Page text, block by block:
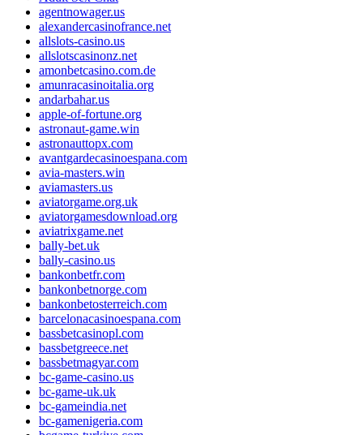
agentnowager.us
alexandercasinofrance.net
allslots-casino.us
allslotscasinonz.net
amonbetcasino.com.de
amunracasinoitalia.org
andarbahar.us
apple-of-fortune.org
astronaut-game.win
astronauttopx.com
avantgardecasinoespana.com
avia-masters.win
aviamasters.us
aviatorgame.org.uk
aviatorgamesdownload.org
aviatrixgame.net
bally-bet.uk
bally-casino.us
bankonbetfr.com
bankonbetnorge.com
bankonbetosterreich.com
barcelonacasinoespana.com
bassbetcasinopl.com
bassbetgreece.net
bassbetmagyar.com
bc-game-casino.us
bc-game-uk.uk
bc-gameindia.net
bc-gamenigeria.com